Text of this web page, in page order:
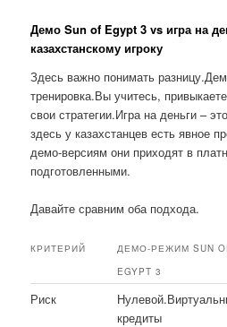
Демо Sun of Egypt 3 vs игра на
казахстанскому игроку
Здесь важно понимать
тренировка.Вы учитесь,
свои стратегии.Игра на деньги –
здесь у казахстанцев есть явное
демо-версиям они приходят в
подготовленными.
Давайте сравним оба подхода.
КРИТЕРИЙ
ДЕМО-РЕЖИМ SUN
EGYPT 3
Риск
кредиты